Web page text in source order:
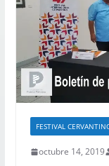
FESTIVAL
octubre 14, 2019